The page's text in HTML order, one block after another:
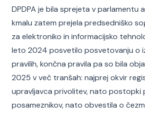
DPDPA je bila sprejeta v parlamentu
kmalu zatem prejela predsedniško
za elektroniko in informacijsko
leto 2024 posvetilo posvetovanju o
pravilih, končna pravila pa so bila
2025 v več tranšah: najprej okvir
upravljavca privolitev, nato postopki
posameznikov, nato obvestila o